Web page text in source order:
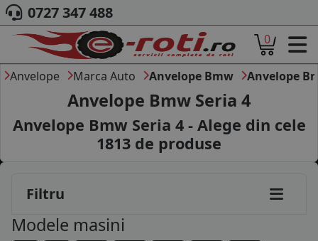
ACASA
DESPRE NOI
ANVELOPE
AUTO
CAMION
MOTO
MARCA AUTO
0727 347 488
0
Anvelope Marca Auto Anvelope Bmw Anvelope
Anvelope Bmw Seria 4
Anvelope Bmw Seria 4 - Alege din cele
1813 de produse
Filtru
Modele masini